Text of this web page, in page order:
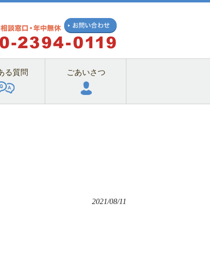
る質問 ごあいさつ
2021/08/11